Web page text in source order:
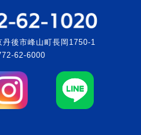
後市峰山町長岡1750-1
62-6000